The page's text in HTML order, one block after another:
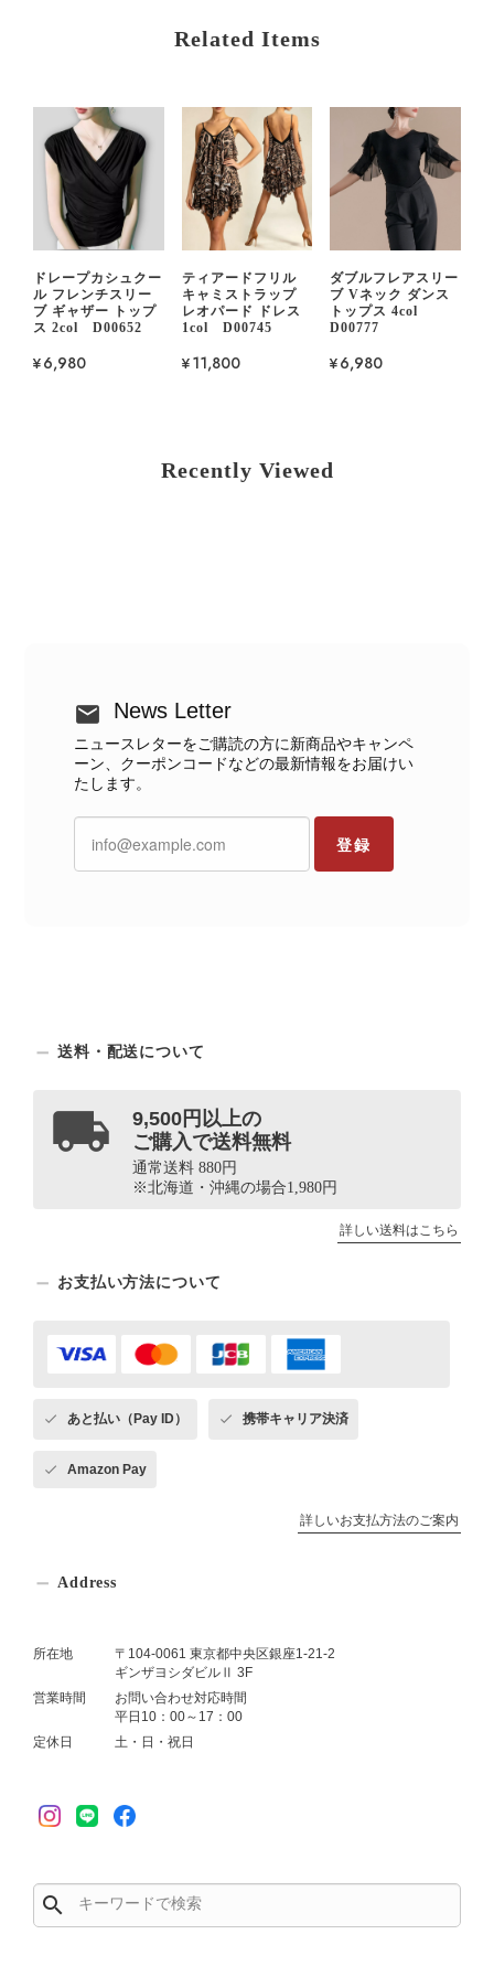
Related Items
ドレープカシュクー
ル フレンチスリー
ブ ギャザー トップ
ス 2col D00652
¥6,980
ティアードフリル
キャミストラップ
レオパード ドレス
1col D00745
¥11,800
ダブルフレアスリー
ブ Vネック ダンス
トップス 4col
D00777
¥6,980
Recently Viewed
News Letter
ニュースレターをご購読の方に新商品やキャンペ
ーン、クーポンコードなどの最新情報をお届けい
たします。
登録
送料・配送について
9,500円以上の
ご購入で送料無料
通常送料 880円
※北海道・沖縄の場合1,980円
詳しい送料はこちら
お支払い方法について
あと払い（Pay ID） 携帯キャリア決済
Amazon Pay
詳しいお支払方法のご案内
Address
所在地
〒104-0061 東京都中央区銀座1-21-2
ギンザヨシダビルⅡ 3F
営業時間
お問い合わせ対応時間
平日10：00～17：00
定休日
土・日・祝日
search